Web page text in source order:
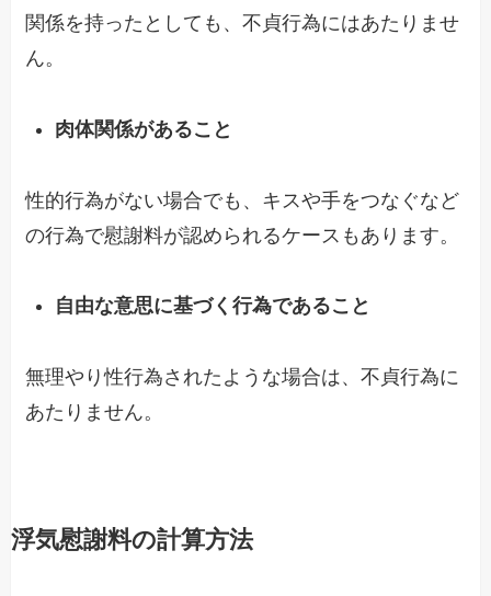
関係を持ったとしても、不貞行為にはあたりませ
ん。
肉体関係があること
性的行為がない場合でも、キスや手をつなぐなど
の行為で慰謝料が認められるケースもあります。
自由な意思に基づく行為であること
無理やり性行為されたような場合は、不貞行為に
あたりません。
浮気慰謝料の計算方法